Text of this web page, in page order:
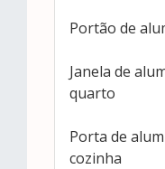
Portão de
Janela de
quarto
Porta de
cozinha